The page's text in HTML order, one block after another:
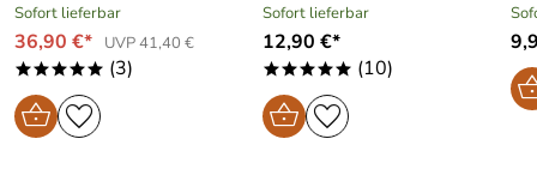
Hersteller: Hallwag Kümmerly+Frey AG Vertreten durch:
Herr Markus Schneider (GL), Grubenstrasse 109, 3322
Schönbühl, Schweiz, info@swisstravelcenter.ch
Sofort lieferbar
36,90 €* UVP 41,40 €
***** (3)
Sofort lieferbar
12,90 €*
***** (10)